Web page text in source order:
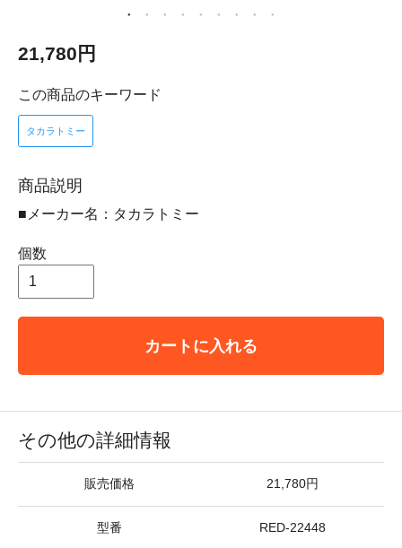
21,780円
この商品のキーワード
タカラトミー
商品説明
■メーカー名：タカラトミー
個数
カートに入れる
その他の詳細情報
販売価格 21,780円
型番 RED-22448